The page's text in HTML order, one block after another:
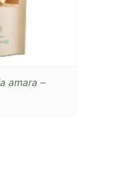
amara –